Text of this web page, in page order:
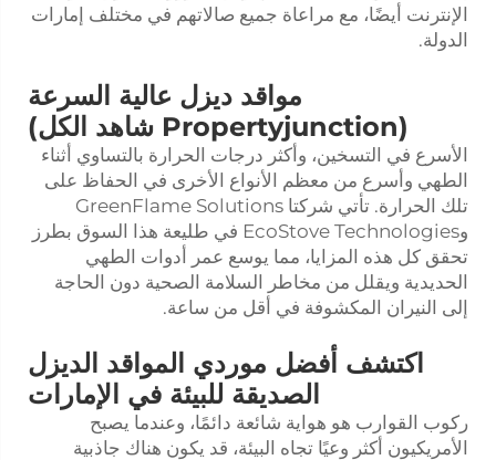
الإنترنت أيضًا، مع مراعاة جميع صالاتهم في مختلف إمارات
الدولة.
مواقد ديزل عالية السرعة
(Propertyjunction شاهد الكل)
الأسرع في التسخين، وأكثر درجات الحرارة بالتساوي أثناء
الطهي وأسرع من معظم الأنواع الأخرى في الحفاظ على
تلك الحرارة. تأتي شركتا GreenFlame Solutions
وEcoStove Technologies في طليعة هذا السوق بطرز
تحقق كل هذه المزايا، مما يوسع عمر أدوات الطهي
الحديدية ويقلل من مخاطر السلامة الصحية دون الحاجة
إلى النيران المكشوفة في أقل من ساعة.
اكتشف أفضل موردي المواقد الديزل
الصديقة للبيئة في الإمارات
ركوب القوارب هو هواية شائعة دائمًا، وعندما يصبح
الأمريكيون أكثر وعيًا تجاه البيئة، قد يكون هناك جاذبية